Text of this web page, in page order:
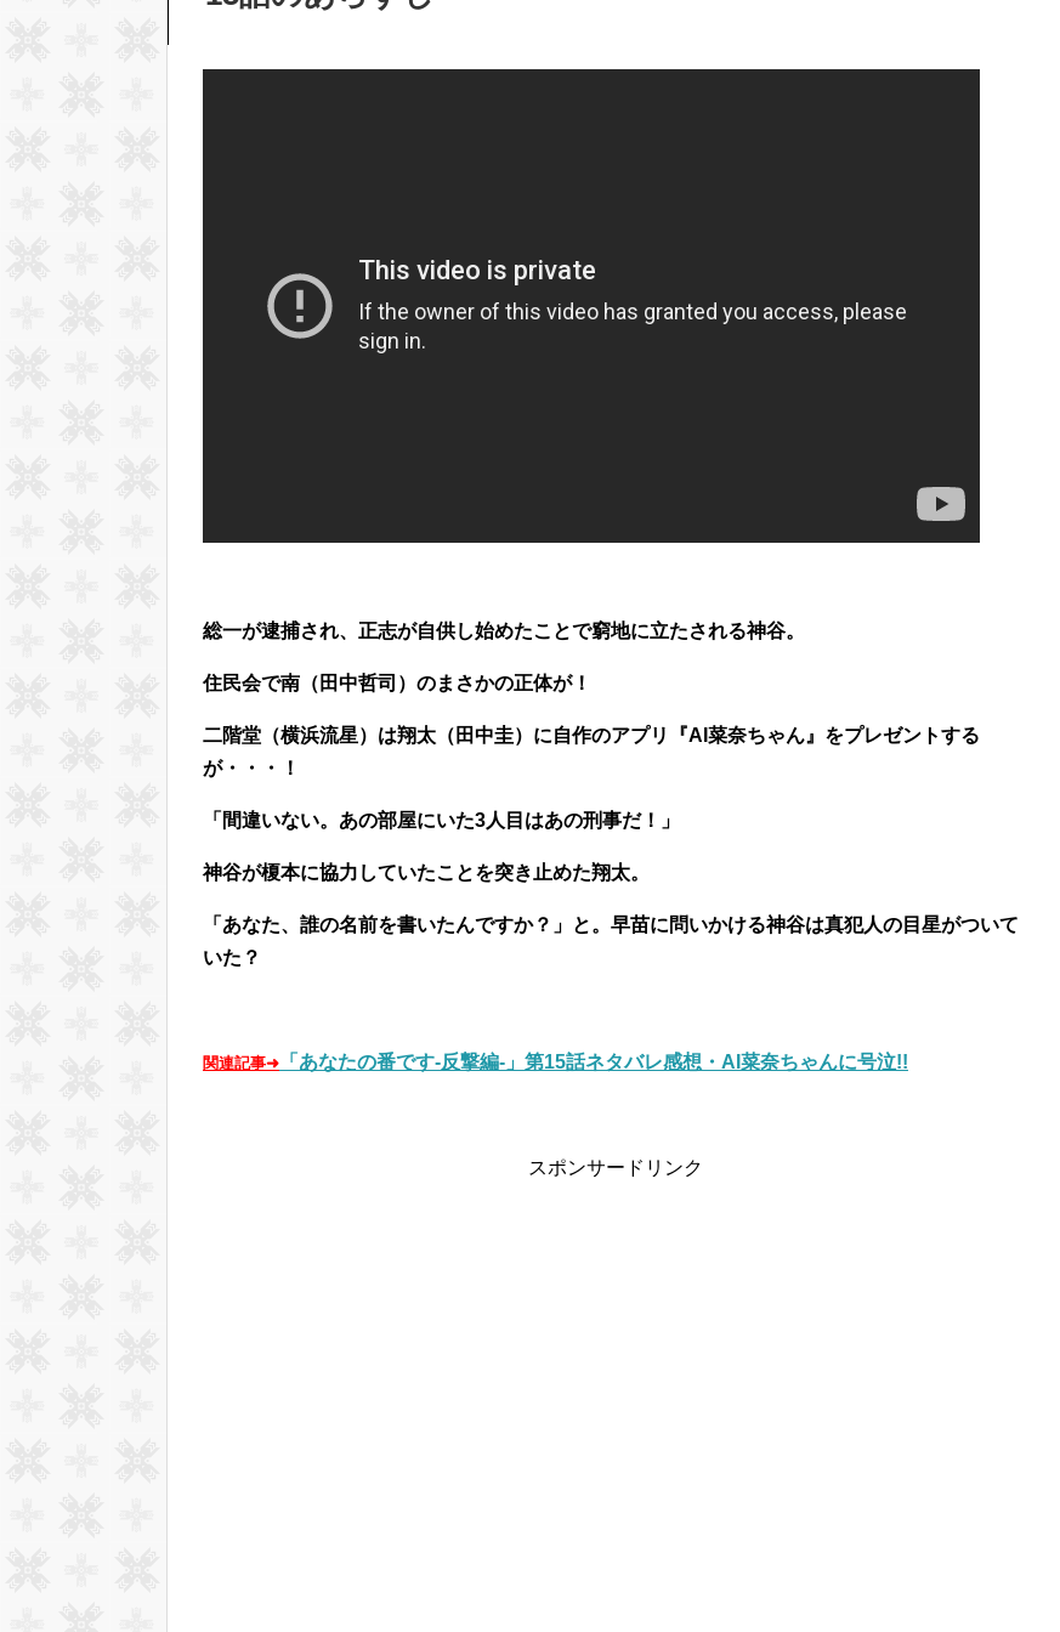
総一が逮捕され、正志が自供し始めたことで窮地に立たされる神谷。
住民会で南（田中哲司）のまさかの正体が！
二階堂（横浜流星）は翔太（田中圭）に自作のアプリ『AI菜奈ちゃん』をプレゼントする
が・・・！
「間違いない。あの部屋にいた3人目はあの刑事だ！」
神谷が榎本に協力していたことを突き止めた翔太。
「あなた、誰の名前を書いたんですか？」と。早苗に問いかける神谷は真犯人の目星がついて
いた？
関連記事➜ 「あなたの番です-反撃編-」第15話ネタバレ感想・AI菜奈ちゃんに号泣!!
スポンサードリンク